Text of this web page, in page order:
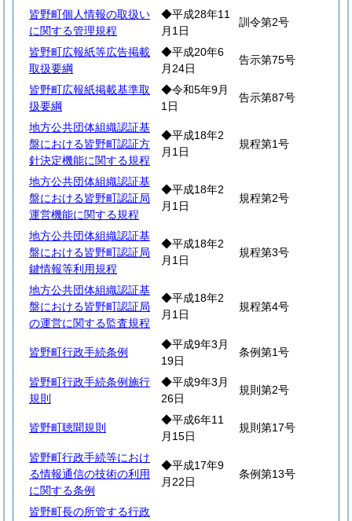
皆野町個人情報の取扱い
に関する管理規程
◆平成28年11
月1日
訓令第2号
皆野町広報紙等広告掲載
取扱要綱
◆平成20年6
月24日
告示第75号
皆野町広報紙掲載基準取
扱要綱
◆令和5年9月
1日
告示第87号
地方公共団体組織認証基
盤における皆野町認証方
針決定機能に関する規程
◆平成18年2
月1日
規程第1号
地方公共団体組織認証基
盤における皆野町認証局
運営機能に関する規程
◆平成18年2
月1日
規程第2号
地方公共団体組織認証基
盤における皆野町認証局
鍵情報等利用規程
◆平成18年2
月1日
規程第3号
地方公共団体組織認証基
盤における皆野町認証局
の運営に関する監査規程
◆平成18年2
月1日
規程第4号
皆野町行政手続条例
◆平成9年3月
19日
条例第1号
皆野町行政手続条例施行
規則
◆平成9年3月
26日
規則第2号
皆野町聴聞規則
◆平成6年11
月15日
規則第17号
皆野町行政手続等におけ
る情報通信の技術の利用
に関する条例
◆平成17年9
月22日
条例第13号
皆野町長の所管する行政